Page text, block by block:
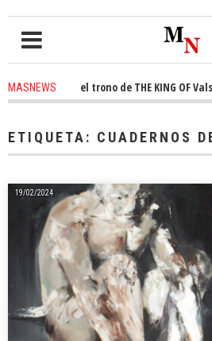
MASNEWSel trono de THE KING OF
ETIQUETA: CUADERNOS
19/02/2024